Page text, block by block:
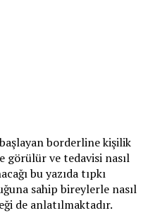
borderline kişilik
görülür ve tedavisi nasıl
bu yazıda tıpkı
sahip bireylerle nasıl
de anlatılmaktadır.